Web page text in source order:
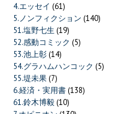
4.エッセイ (61)
5.ノンフィクション (140)
51.塩野七生 (19)
52.感動コミック (5)
53.池上彰(14)
54.グラハムハンコック (5)
55.堤未果(7)
6.経済・実用書(138)
61.鈴木博毅(10)